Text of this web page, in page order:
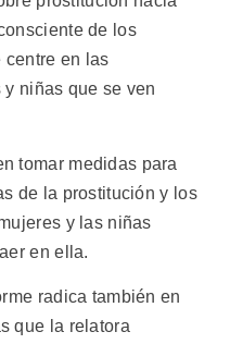
de los
centre en las
niñas que se ven
tomar medidas para
de la prostitución y los
y las niñas
en ella.
radica también en
que la relatora